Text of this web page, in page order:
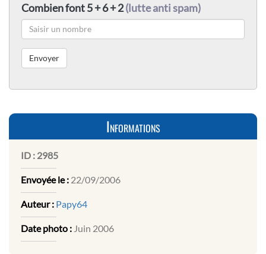
Combien font 5 + 6 + 2(lutte anti spam)
Informations
ID : 2985
Envoyée le : 22/09/2006
Auteur : Papy64
Date photo : Juin 2006